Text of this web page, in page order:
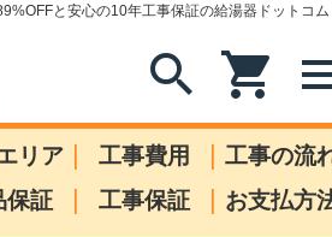
と安心の10年工事保証の給湯器ドットコム
search shopping_cart
リア | 工事費用 | 工事の流
保証 | 工事保証 | お支払方